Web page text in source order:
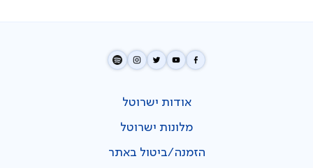
אודות ישרוטל
מלונות ישרוטל
הזמנה/ביטול באתר